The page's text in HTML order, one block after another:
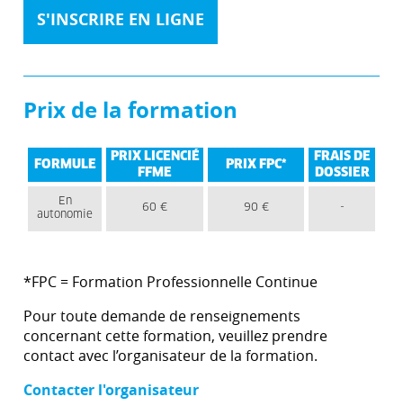
S'INSCRIRE EN LIGNE
Prix de la formation
FORMULE
PRIX LICENCIÉ
FFME
PRIX FPC*
FRAIS DE
DOSSIER
En
autonomie
60 € 90 € -
*FPC = Formation Professionnelle Continue
Pour toute demande de renseignements
concernant cette formation, veuillez prendre
contact avec l’organisateur de la formation.
Contacter l'organisateur